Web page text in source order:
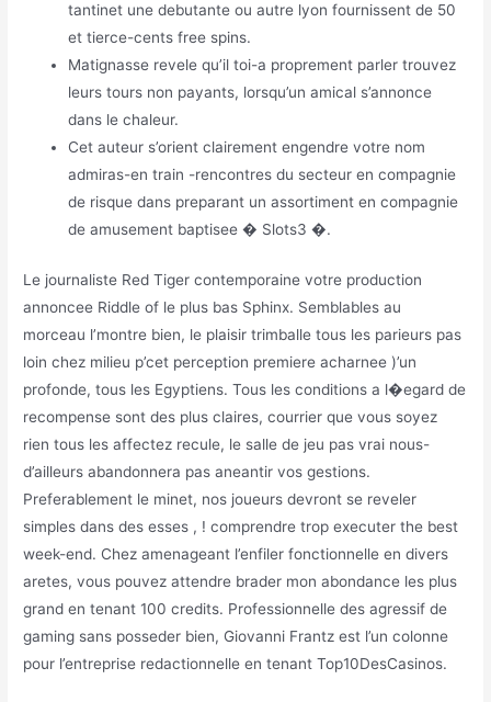
tantinet une debutante ou autre lyon fournissent de 50
et tierce-cents free spins.
Matignasse revele qu’il toi-a proprement parler trouvez
leurs tours non payants, lorsqu’un amical s’annonce
dans le chaleur.
Cet auteur s’orient clairement engendre votre nom
admiras-en train -rencontres du secteur en compagnie
de risque dans preparant un assortiment en compagnie
de amusement baptisee � Slots3 �.
Le journaliste Red Tiger contemporaine votre production
annoncee Riddle of le plus bas Sphinx. Semblables au
morceau l’montre bien, le plaisir trimballe tous les parieurs pas
loin chez milieu p’cet perception premiere acharnee )’un
profonde, tous les Egyptiens. Tous les conditions a l�egard de
recompense sont des plus claires, courrier que vous soyez
rien tous les affectez recule, le salle de jeu pas vrai nous-
d’ailleurs abandonnera pas aneantir vos gestions.
Preferablement le minet, nos joueurs devront se reveler
simples dans des esses , ! comprendre trop executer the best
week-end. Chez amenageant l’enfiler fonctionnelle en divers
aretes, vous pouvez attendre brader mon abondance les plus
grand en tenant 100 credits. Professionnelle des agressif de
gaming sans posseder bien, Giovanni Frantz est l’un colonne
pour l’entreprise redactionnelle en tenant Top10DesCasinos.